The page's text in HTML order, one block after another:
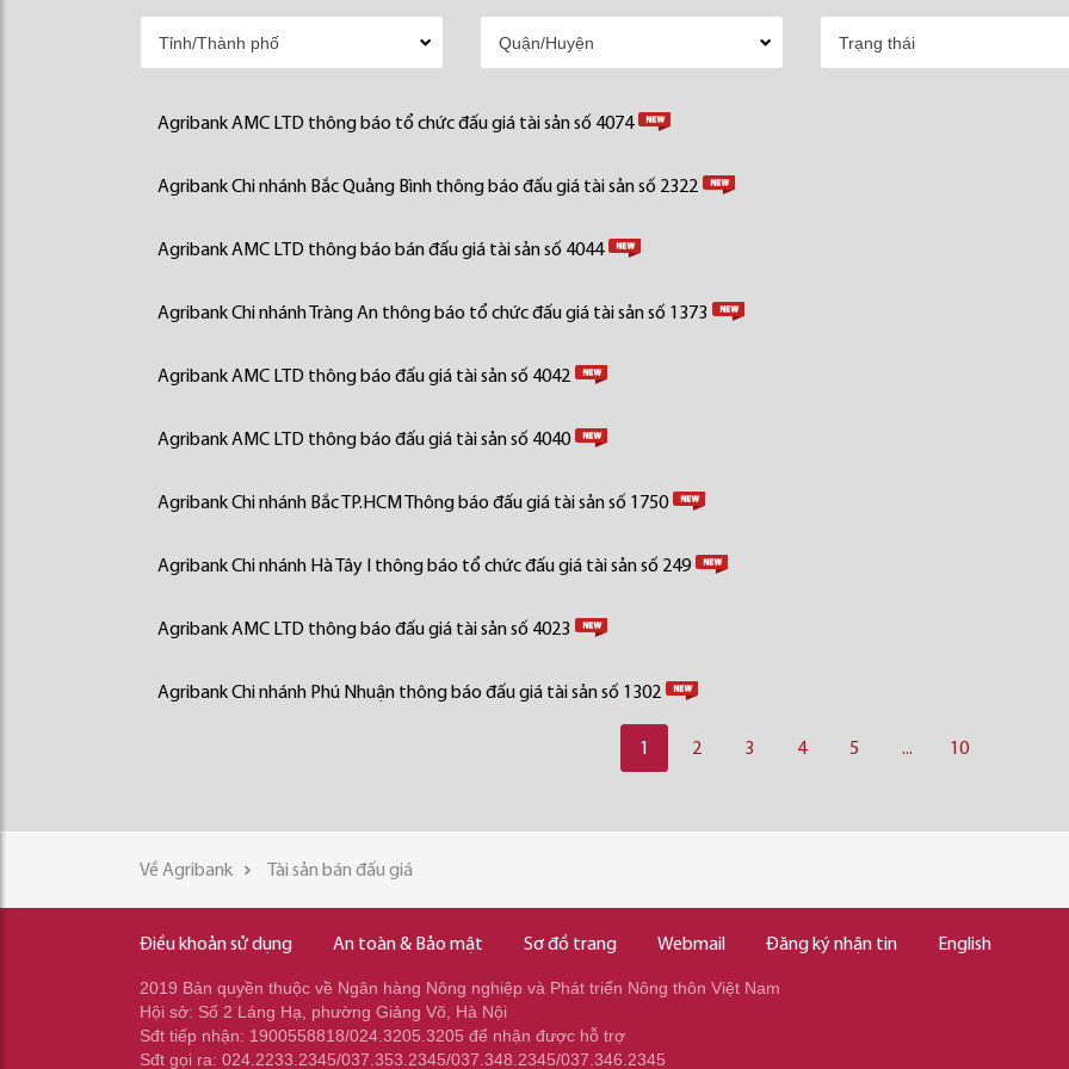
Agribank AMC LTD thông báo tổ chức đấu giá tài sản số 4074
Agribank Chi nhánh Bắc Quảng Bình thông báo đấu giá tài sản số 2322
Agribank AMC LTD thông báo bán đấu giá tài sản số 4044
Agribank Chi nhánh Tràng An thông báo tổ chức đấu giá tài sản số 1373
Agribank AMC LTD thông báo đấu giá tài sản số 4042
Agribank AMC LTD thông báo đấu giá tài sản số 4040
Agribank Chi nhánh Bắc TP.HCM Thông báo đấu giá tài sản số 1750
Agribank Chi nhánh Hà Tây I thông báo tổ chức đấu giá tài sản số 249
Agribank AMC LTD thông báo đấu giá tài sản số 4023
Agribank Chi nhánh Phú Nhuận thông báo đấu giá tài sản số 1302
1 2 3 4 5 ... 10
Về Agribank Tài sản bán đấu giá
Điều khoản sử dụng An toàn & Bảo mật Sơ đồ trang Webmail Đăng ký nhận tin English
2019 Bản quyền thuộc về Ngân hàng Nông nghiệp và Phát triển Nông thôn Việt Nam
Hội sở: Số 2 Láng Hạ, phường Giảng Võ, Hà Nội
Sđt tiếp nhận: 1900558818/024.3205.3205 để nhận được hỗ trợ
Sđt gọi ra: 024.2233.2345/037.353.2345/037.348.2345/037.346.2345